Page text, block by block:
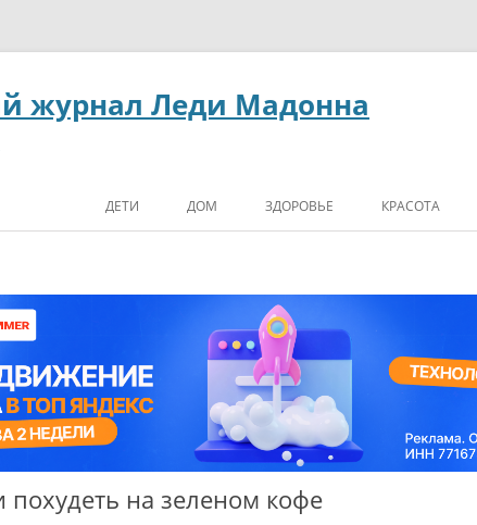
журнал Леди Мадонна
ДЕТИ ДОМ ЗДОРОВЬЕ КРАСОТА
на зеленом кофе